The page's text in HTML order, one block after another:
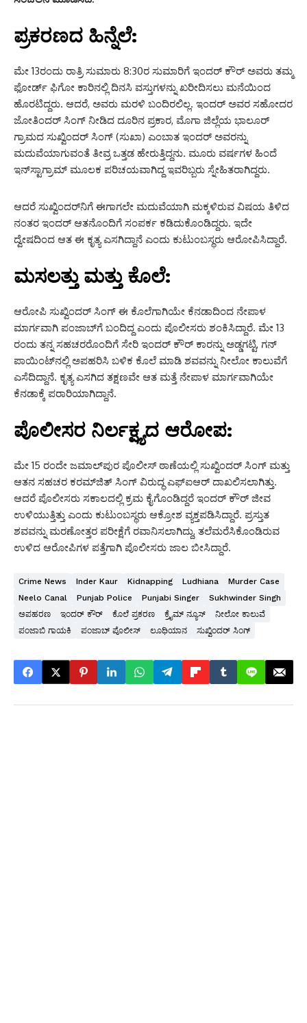
ಪ್ರಕರಣದ ಹಿನ್ನೆಲೆ:
ಮೇ 13ರಂದು ರಾತ್ರಿ ಸುಮಾರು 8:30ರ ಸುಮಾರಿಗೆ ಇಂದರ್ ಕೌರ್ ಅವರು ತಮ್ಮ
ಫೋರ್ಡ್ ಫಿಗೋ ಕಾರಿನಲ್ಲಿ ದಿನಸಿ ವಸ್ತುಗಳನ್ನು ಖರೀದಿಸಲು ಮನೆಯಿಂದ
ಹೊರಟಿದ್ದರು. ಆದರೆ, ಅವರು ಮರಳಿ ಬಂದಿರಲಿಲ್ಲ. ಇಂದರ್ ಅವರ ಸಹೋದರ
ಜೋತಿಂದರ್ ಸಿಂಗ್ ನೀಡಿದ ದೂರಿನ ಪ್ರಕಾರ, ಮೊಗಾ ಜಿಲ್ಲೆಯ ಭಾಲೂರ್
ಗ್ರಾಮದ ಸುಖ್ವಿಂದರ್ ಸಿಂಗ್ (ಸುಖಾ) ಎಂಬಾತ ಇಂದರ್ ಅವರನ್ನು
ಮದುವೆಯಾಗುವಂತೆ ತೀವ್ರ ಒತ್ತಡ ಹೇರುತ್ತಿದ್ದನು. ಮೂರು ವರ್ಷಗಳ ಹಿಂದೆ
ಇನ್‌ಸ್ಟಾಗ್ರಾಮ್ ಮೂಲಕ ಪರಿಚಯವಾಗಿದ್ದ ಇವರಿಬ್ಬರು ಸ್ನೇಹಿತರಾಗಿದ್ದರು.
ಆದರೆ ಸುಖ್ವಿಂದರ್‌ನಿಗೆ ಈಗಾಗಲೇ ಮದುವೆಯಾಗಿ ಮಕ್ಕಳಿರುವ ವಿಷಯ ತಿಳಿದ
ನಂತರ ಇಂದರ್ ಆತನೊಂದಿಗೆ ಸಂಪರ್ಕ ಕಡಿದುಕೊಂಡಿದ್ದರು. ಇದೇ
ದ್ವೇಷದಿಂದ ಆತ ಈ ಕೃತ್ಯ ಎಸಗಿದ್ದಾನೆ ಎಂದು ಕುಟುಂಬಸ್ಥರು ಆರೋಪಿಸಿದ್ದಾರೆ.
ಮಸಲತ್ತು ಮತ್ತು ಕೊಲೆ:
ಆರೋಪಿ ಸುಖ್ವಿಂದರ್ ಸಿಂಗ್ ಈ ಕೊಲೆಗಾಗಿಯೇ ಕೆನಡಾದಿಂದ ನೇಪಾಳ
ಮಾರ್ಗವಾಗಿ ಪಂಜಾಬ್‌ಗೆ ಬಂದಿದ್ದ ಎಂದು ಪೊಲೀಸರು ಶಂಕಿಸಿದ್ದಾರೆ. ಮೇ 13
ರಂದು ತನ್ನ ಸಹಚರರೊಂದಿಗೆ ಸೇರಿ ಇಂದರ್ ಕೌರ್ ಕಾರನ್ನು ಅಡ್ಡಗಟ್ಟಿ, ಗನ್
ಪಾಯಿಂಟ್‌ನಲ್ಲಿ ಅಪಹರಿಸಿ ಬಳಿಕ ಕೊಲೆ ಮಾಡಿ ಶವವನ್ನು ನೀಲೋ ಕಾಲುವೆಗೆ
ಎಸೆದಿದ್ದಾನೆ. ಕೃತ್ಯ ಎಸಗಿದ ತಕ್ಷಣವೇ ಆತ ಮತ್ತೆ ನೇಪಾಳ ಮಾರ್ಗವಾಗಿಯೇ
ಕೆನಡಾಕ್ಕೆ ಪರಾರಿಯಾಗಿದ್ದಾನೆ.
ಪೊಲೀಸರ ನಿರ್ಲಕ್ಷ್ಯದ ಆರೋಪ:
ಮೇ 15 ರಂದೇ ಜಮಾಲ್‌ಪುರ ಪೊಲೀಸ್ ಠಾಣೆಯಲ್ಲಿ ಸುಖ್ವಿಂದರ್ ಸಿಂಗ್ ಮತ್ತು
ಆತನ ಸಹಚರ ಕರಮ್‌ಜಿತ್ ಸಿಂಗ್ ವಿರುದ್ಧ ಎಫ್‌ಐಆರ್ ದಾಖಲಿಸಲಾಗಿತ್ತು.
ಆದರೆ ಪೊಲೀಸರು ಸಕಾಲದಲ್ಲಿ ಕ್ರಮ ಕೈಗೊಂಡಿದ್ದರೆ ಇಂದರ್ ಕೌರ್ ಜೀವ
ಉಳಿಯುತ್ತಿತ್ತು ಎಂದು ಕುಟುಂಬಸ್ಥರು ಆಕ್ರೋಶ ವ್ಯಕ್ತಪಡಿಸಿದ್ದಾರೆ. ಪ್ರಸ್ತುತ
ಶವವನ್ನು ಮರಣೋತ್ತರ ಪರೀಕ್ಷೆಗೆ ರವಾನಿಸಲಾಗಿದ್ದು, ತಲೆಮರೆಸಿಕೊಂಡಿರುವ
ಉಳಿದ ಆರೋಪಿಗಳ ಪತ್ತೆಗಾಗಿ ಪೊಲೀಸರು ಜಾಲ ಬೀಸಿದ್ದಾರೆ.
Crime News Inder Kaur Kidnapping Ludhiana
Murder Case
Neelo Canal
Punjab Police Punjabi Singer
Sukhwinder Singh
ಅಪಹರಣ
ಇಂದರ್ ಕೌರ್ ಕೊಲೆ ಪ್ರಕರಣ ಕ್ರೈಮ್ ನ್ಯೂಸ್
ನೀಲೋ ಕಾಲುವೆ
ಪಂಜಾಬಿ ಗಾಯಕಿ
ಪಂಜಾಬ್ ಪೊಲೀಸ್ ಲೂಧಿಯಾನ ಸುಖ್ವಿಂದರ್ ಸಿಂಗ್